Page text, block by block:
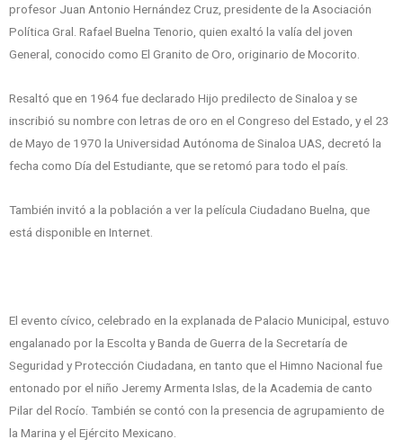
profesor Juan Antonio Hernández Cruz, presidente de la Asociación
Política Gral. Rafael Buelna Tenorio, quien exaltó la valía del joven
General, conocido como El Granito de Oro, originario de Mocorito.
Resaltó que en 1964 fue declarado Hijo predilecto de Sinaloa y se
inscribió su nombre con letras de oro en el Congreso del Estado, y el 23
de Mayo de 1970 la Universidad Autónoma de Sinaloa UAS, decretó la
fecha como Día del Estudiante, que se retomó para todo el país.
También invitó a la población a ver la película Ciudadano Buelna, que
está disponible en Internet.
El evento cívico, celebrado en la explanada de Palacio Municipal, estuvo
engalanado por la Escolta y Banda de Guerra de la Secretaría de
Seguridad y Protección Ciudadana, en tanto que el Himno Nacional fue
entonado por el niño Jeremy Armenta Islas, de la Academia de canto
Pilar del Rocío. También se contó con la presencia de agrupamiento de
la Marina y el Ejército Mexicano.